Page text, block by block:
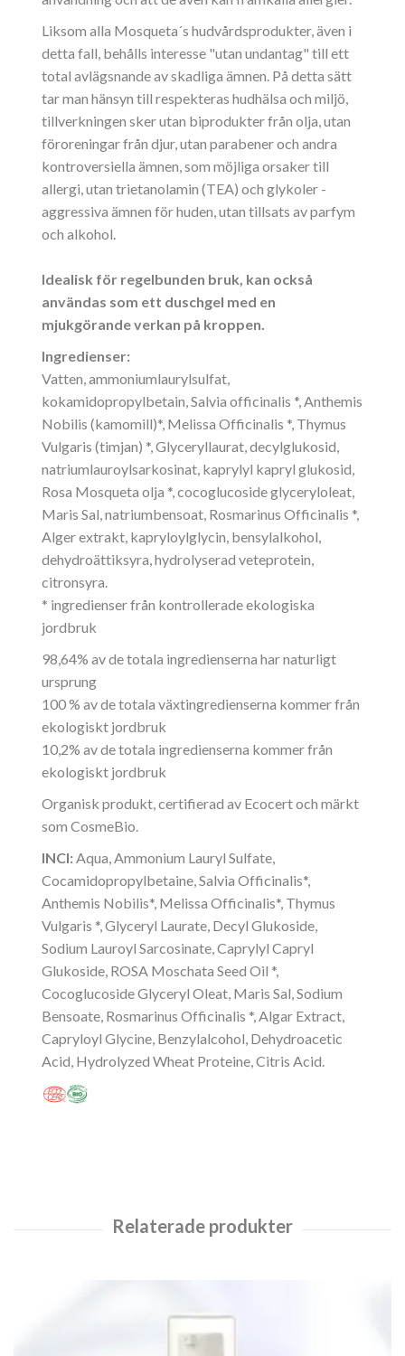
Liksom alla Mosqueta´s hudvårdsprodukter, även i
detta fall, behålls interesse "utan undantag" till ett
total avlägsnande av skadliga ämnen. På detta sätt
tar man hänsyn till respekteras hudhälsa och miljö,
tillverkningen sker utan biprodukter från olja, utan
föroreningar från djur, utan parabener och andra
kontroversiella ämnen, som möjliga orsaker till
allergi, utan trietanolamin (TEA) och glykoler -
aggressiva ämnen för huden, utan tillsats av parfym
och alkohol.
Idealisk för regelbunden bruk, kan också
användas som ett duschgel med en
mjukgörande verkan på kroppen.
Ingredienser:
Vatten, ammoniumlaurylsulfat,
kokamidopropylbetain, Salvia officinalis *, Anthemis
Nobilis (kamomill)*, Melissa Officinalis *, Thymus
Vulgaris (timjan) *, Glyceryllaurat, decylglukosid,
natriumlauroylsarkosinat, kaprylyl kapryl glukosid,
Rosa Mosqueta olja *, cocoglucoside glyceryloleat,
Maris Sal, natriumbensoat, Rosmarinus Officinalis *,
Alger extrakt, kapryloylglycin, bensylalkohol,
dehydroättiksyra, hydrolyserad veteprotein,
citronsyra.
* ingredienser från kontrollerade ekologiska
jordbruk
98,64% av de totala ingredienserna har naturligt
ursprung
100 % av de totala växtingredienserna kommer från
ekologiskt jordbruk
10,2% av de totala ingredienserna kommer från
ekologiskt jordbruk
Organisk produkt, certifierad av Ecocert och märkt
som CosmeBio.
INCI:Aqua, Ammonium Lauryl Sulfate,
Cocamidopropylbetaine, Salvia Officinalis*,
Anthemis Nobilis*, Melissa Officinalis*, Thymus
Vulgaris *, Glyceryl Laurate, Decyl Glukoside,
Sodium Lauroyl Sarcosinate, Caprylyl Capryl
Glukoside, ROSA Moschata Seed Oil *,
Cocoglucoside Glyceryl Oleat, Maris Sal, Sodium
Bensoate, Rosmarinus Officinalis *, Algar Extract,
Capryloyl Glycine, Benzylalcohol, Dehydroacetic
Acid, Hydrolyzed Wheat Proteine, Citris Acid.